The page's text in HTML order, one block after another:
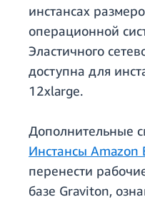
инстансах
операционной
Эластичного
доступна для
12xlarge.
Дополнительные
Инстансы Amazon
перенести
базе Graviton,